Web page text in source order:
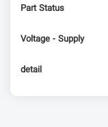
Part Status
Voltage - Supply
detail